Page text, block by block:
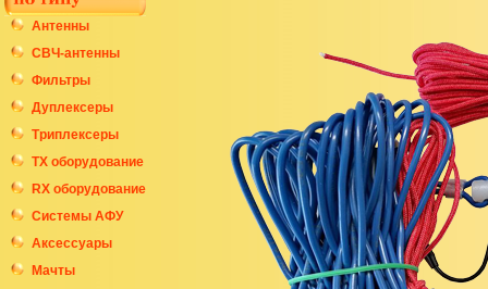
Антенны
СВЧ-антенны
Фильтры
Дуплексеры
Триплексеры
ТХ оборудование
RX оборудование
Системы АФУ
Аксессуары
Мачты